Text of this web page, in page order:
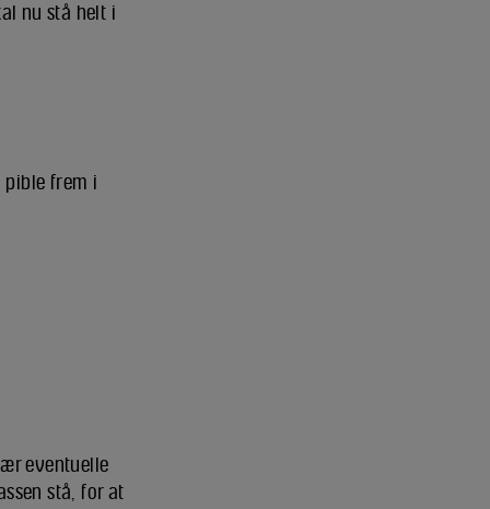
nu stå helt i
pible frem i
eventuelle
stå, for at